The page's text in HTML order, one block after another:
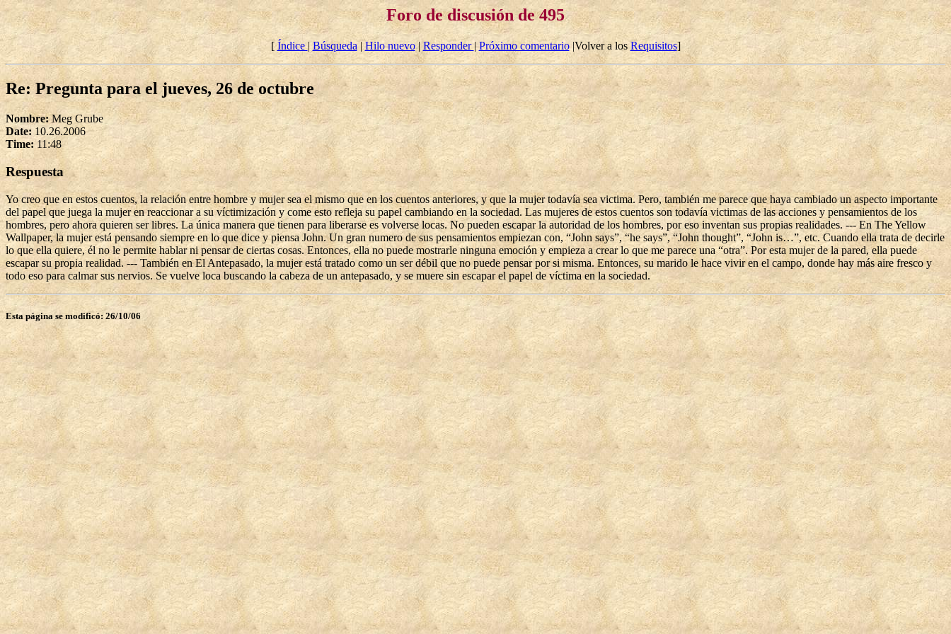
Foro de discusión de 495
[Índice| Búsqueda|Hilo nuevo| Responder|Próximo comentario|Volver a losRequisitos]
Re: Pregunta para el jueves, 26 de octubre
Nombre:Meg Grube
Date: 10.26.2006
Time: 11:48
Respuesta
Yo creo que en estos cuentos, la relación entre hombre y mujer sea el mismo que en los cuentos anteriores, y que la mujer todavía sea victima. Pero, también me parece que haya cambiado un aspecto importante
del papel que juega la mujer en reaccionar a su víctimización y come esto refleja su papel cambiando en la sociedad. Las mujeres de estos cuentos son todavía victimas de las acciones y pensamientos de los
hombres, pero ahora quieren ser libres. La única manera que tienen para liberarse es volverse locas. No pueden escapar la autoridad de los hombres, por eso inventan sus propias realidades. --- En The Yellow
Wallpaper, la mujer está pensando siempre en lo que dice y piensa John. Un gran numero de sus pensamientos empiezan con, “John says”, “he says”, “John thought”, “John is…”, etc. Cuando ella trata de decirle
lo que ella quiere, él no le permite hablar ni pensar de ciertas cosas. Entonces, ella no puede mostrarle ninguna emoción y empieza a crear lo que me parece una “otra”. Por esta mujer de la pared, ella puede
escapar su propia realidad. --- También en El Antepasado, la mujer está tratado como un ser débil que no puede pensar por si misma. Entonces, su marido le hace vivir en el campo, donde hay más aire fresco y
todo eso para calmar sus nervios. Se vuelve loca buscando la cabeza de un antepasado, y se muere sin escapar el papel de víctima en la sociedad.
Esta página se modificó: 26/10/06